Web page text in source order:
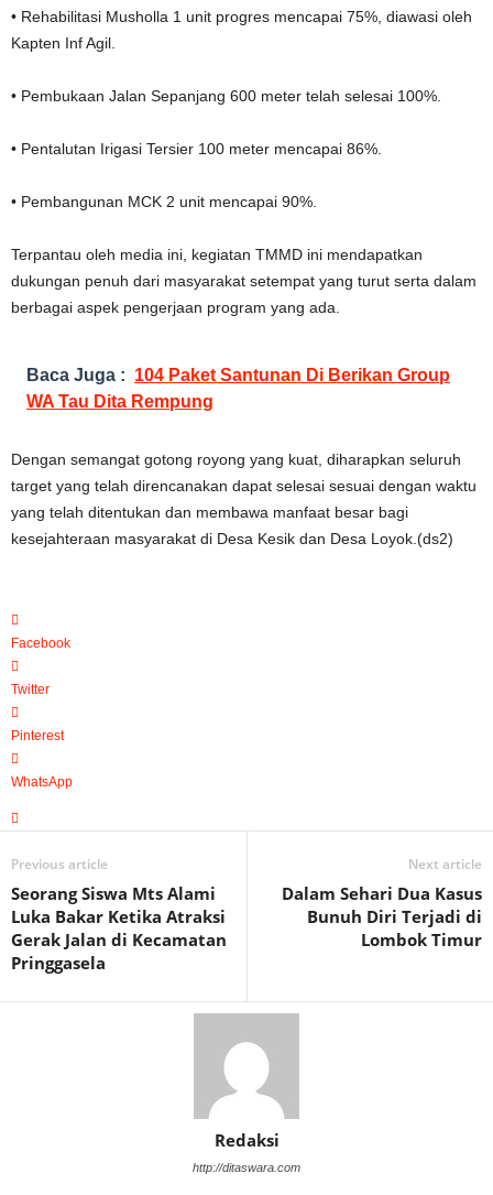
• Rehabilitasi Musholla 1 unit progres mencapai 75%, diawasi oleh
Kapten Inf Agil.
• Pembukaan Jalan Sepanjang 600 meter telah selesai 100%.
• Pentalutan Irigasi Tersier 100 meter mencapai 86%.
• Pembangunan MCK 2 unit mencapai 90%.
Terpantau oleh media ini, kegiatan TMMD ini mendapatkan
dukungan penuh dari masyarakat setempat yang turut serta dalam
berbagai aspek pengerjaan program yang ada.
Baca Juga : 104 Paket Santunan Di Berikan Group
WA Tau Dita Rempung
Dengan semangat gotong royong yang kuat, diharapkan seluruh
target yang telah direncanakan dapat selesai sesuai dengan waktu
yang telah ditentukan dan membawa manfaat besar bagi
kesejahteraan masyarakat di Desa Kesik dan Desa Loyok.(ds2)
Facebook
Twitter
Pinterest
WhatsApp
Previous article
Seorang Siswa Mts Alami
Luka Bakar Ketika Atraksi
Gerak Jalan di Kecamatan
Pringgasela
Next article
Dalam Sehari Dua Kasus
Bunuh Diri Terjadi di
Lombok Timur
Redaksi
http://ditaswara.com